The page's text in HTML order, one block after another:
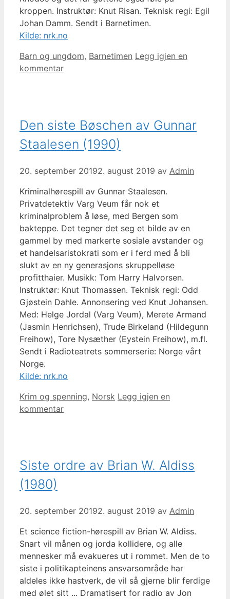
kroppen. Instruktør: Knut Risan. Teknisk regi: Egil
Johan Damm. Sendt i Barnetimen.
Kilde: nrk.no
Kategorier
Barn og ungdom, Barnetimen Legg igjen en
kommentar
Den siste Bøschen av Gunnar
Staalesen (1990)
20. september 20192. august 2019 av Admin
Kriminalhørespill av Gunnar Staalesen.
Privatdetektiv Varg Veum får nok et
kriminalproblem å løse, med Bergen som
bakteppe. Det tegner det seg et bilde av en
gammel by med markerte sosiale avstander og
et handelsaristokrati som er i ferd med å bli
slukt av en ny generasjons skruppelløse
profitthaier. Musikk: Tom Harry Halvorsen.
Instruktør: Knut Thomassen. Teknisk regi: Odd
Gjøstein Dahle. Annonsering ved Knut Johansen.
Med: Helge Jordal (Varg Veum), Merete Armand
(Jasmin Henrichsen), Trude Birkeland (Hildegunn
Freihow), Tore Nysæther (Eystein Freihow), m.fl.
Sendt i Radioteatrets sommerserie: Norge vårt
Norge.
Kilde: nrk.no
Kategorier
Krim og spenning, Norsk Legg igjen en
kommentar
Siste ordre av Brian W. Aldiss
(1980)
20. september 20192. august 2019 av Admin
Et science fiction-hørespill av Brian W. Aldiss.
Snart vil månen og jorda kollidere, og alle
mennesker må evakueres ut i rommet. Men de to
siste i politikapteinens ansvarsområde har
aldeles ikke hastverk, de vil så gjerne blir ferdige
med ølet sitt ... Dramatisert for radio av Jon